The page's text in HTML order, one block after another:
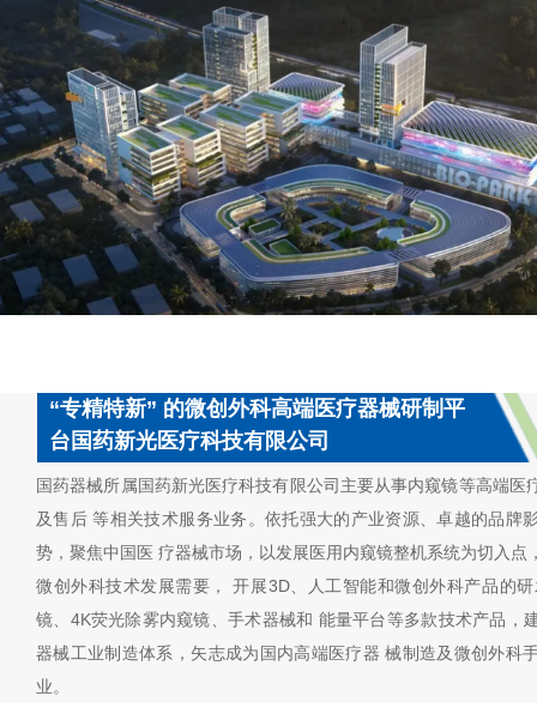
“专精特新” 的微创外科高端医疗器械研制平
台国药新光医疗科技有限公司
国药器械所属国药新光医疗科技有限公司主要从事内窥镜等高端医
及售后 等相关技术服务业务。依托强大的产业资源、卓越的品牌
势，聚焦中国医 疗器械市场，以发展医用内窥镜整机系统为切入点
微创外科技术发展需要， 开展3D、人工智能和微创外科产品的
镜、4K荧光除雾内窥镜、手术器械和 能量平台等多款技术产品，
器械工业制造体系，矢志成为国内高端医疗器 械制造及微创外科
业。